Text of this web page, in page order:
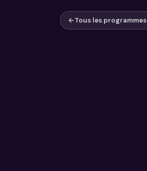
←Tous les programmes